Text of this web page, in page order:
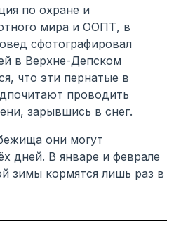
по охране и
мира и ООПТ, в
сфотографировал
в Верхне-Депском
что эти пернатые в
проводить
зарывшись в снег.
они могут
дней. В январе и феврале
зимы кормятся лишь раз в